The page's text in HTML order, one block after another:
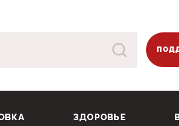
ЗДОРОВЬЕ